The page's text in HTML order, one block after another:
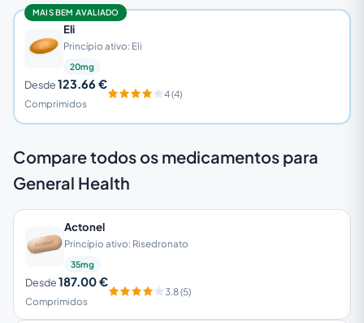
MAIS BEM AVALIADO
Eli
Princípio ativo: Eli
20mg
Desde123.66 €
Comprimidos
4 (4)
Compare todos os medicamentos para
General Health
Actonel
Princípio ativo: Risedronato
35mg
Desde187.00 €
Comprimidos
3.8 (5)